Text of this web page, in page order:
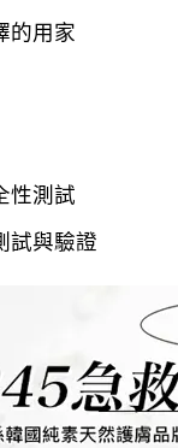
的用家
性測試
試與驗證